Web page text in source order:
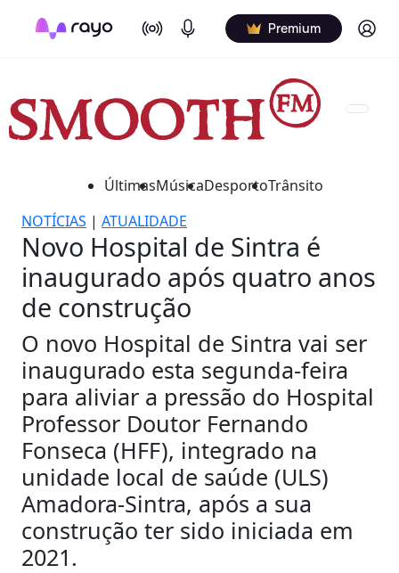
On Air Podcasts Premium Log in
ÚltimasMúsicaDesportoTrânsito
NOTÍCIAS | ATUALIDADE
Novo Hospital de Sintra é
inaugurado após quatro anos
de construção
O novo Hospital de Sintra vai ser
inaugurado esta segunda-feira
para aliviar a pressão do Hospital
Professor Doutor Fernando
Fonseca (HFF), integrado na
unidade local de saúde (ULS)
Amadora-Sintra, após a sua
construção ter sido iniciada em
2021.